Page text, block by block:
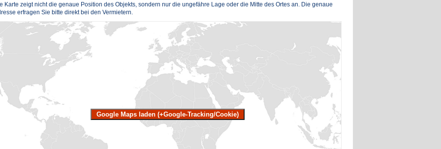
Karte zeigt nicht die genaue Position des Objekts, sondern nur die ungefähre Lage oder die Mitte des Ortes an. Die genaue
erfragen Sie bitte direkt bei den Vermietern.
Google Maps laden (+Google-Tracking/Cookie)